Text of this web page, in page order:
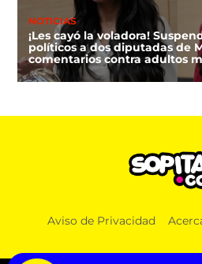
NOTICIAS
¡Les cayó la voladora!
políticos a dos diputadas de
comentarios contra adultos
FIFA niega que Infantino
Aviso de Privacidad